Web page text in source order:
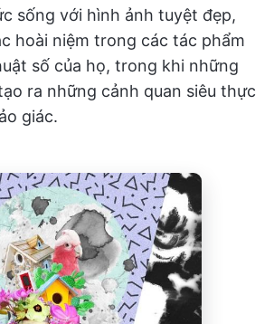
sống với hình ảnh tuyệt đẹp,
hoài niệm trong các tác phẩm
số của họ, trong khi những
ra những cảnh quan siêu thực
giác.